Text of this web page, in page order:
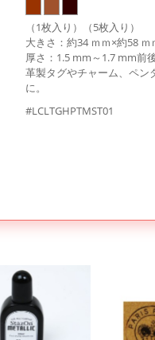
（1枚入り）（5枚入り）
大きさ：約34 ｍｍ×約58 ｍ
厚さ：1.5 mm～1.7 mm前
革製タグやチャーム、ペン
に。
#LCLTGHPTMST01